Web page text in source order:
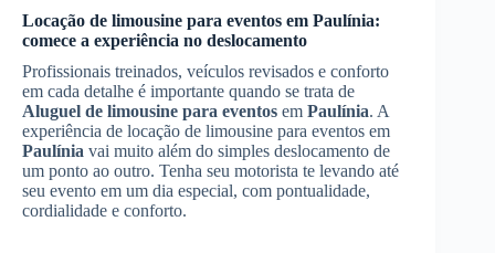
Locação de limousine para eventos em Paulínia:
comece a experiência no deslocamento
Profissionais treinados, veículos revisados e conforto
em cada detalhe é importante quando se trata de
Aluguel de limousine para eventos em Paulínia. A
experiência de locação de limousine para eventos em
Paulínia vai muito além do simples deslocamento de
um ponto ao outro. Tenha seu motorista te levando até
seu evento em um dia especial, com pontualidade,
cordialidade e conforto.